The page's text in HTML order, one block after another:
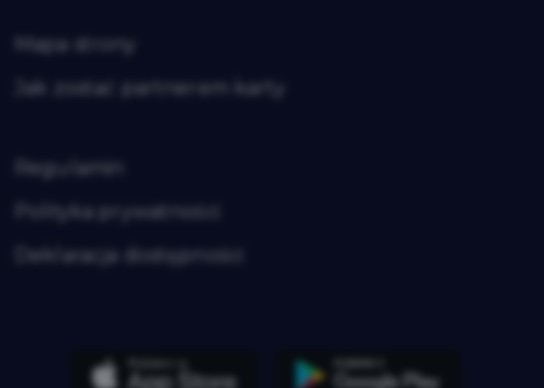
Mapa strony
Jak zostać partnerem karty
Regulamin
Polityka prywatności
Deklaracja dostępności